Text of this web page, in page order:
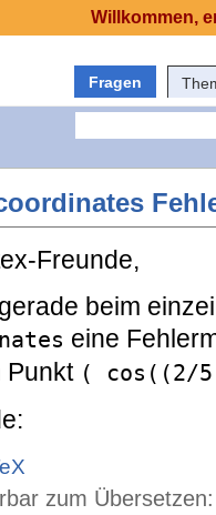
Fragen
Freunde,
beim
eine
Punkt ( cos((2/
zum Übersetzen:
Willkommen,